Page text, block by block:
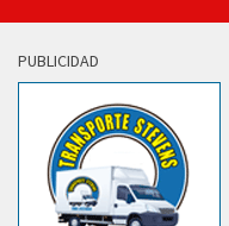
PUBLICIDAD